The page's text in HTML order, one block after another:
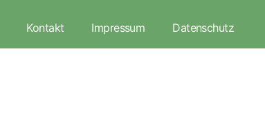
Kontakt Impressum Datenschutz